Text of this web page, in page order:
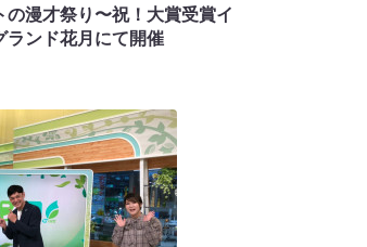
の漫才祭り〜祝！大賞受賞イ
ランド花月にて開催